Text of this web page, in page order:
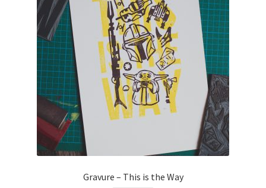
Gravure – This is the Way